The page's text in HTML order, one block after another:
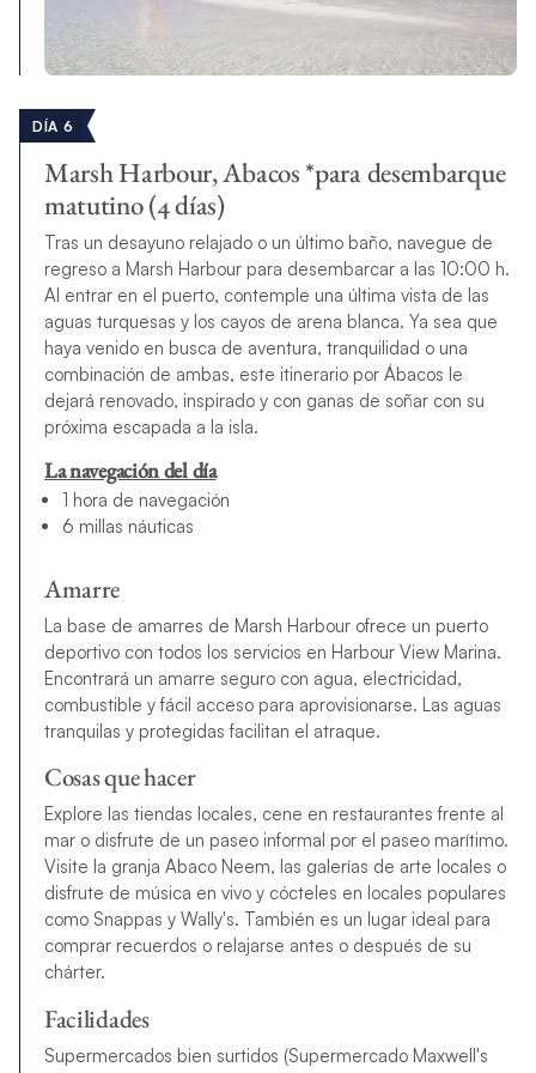
DÍA 6
Marsh Harbour, Abacos *para desembarque
matutino (4 días)
Tras un desayuno relajado o un último baño, navegue de
regreso a Marsh Harbour para desembarcar a las 10:00 h.
Al entrar en el puerto, contemple una última vista de las
aguas turquesas y los cayos de arena blanca. Ya sea que
haya venido en busca de aventura, tranquilidad o una
combinación de ambas, este itinerario por Ábacos le
dejará renovado, inspirado y con ganas de soñar con su
próxima escapada a la isla.
La navegación del día
1 hora de navegación
6 millas náuticas
Amarre
La base de amarres de Marsh Harbour ofrece un puerto
deportivo con todos los servicios en Harbour View Marina.
Encontrará un amarre seguro con agua, electricidad,
combustible y fácil acceso para aprovisionarse. Las aguas
tranquilas y protegidas facilitan el atraque.
Cosas que hacer
Explore las tiendas locales, cene en restaurantes frente al
mar o disfrute de un paseo informal por el paseo marítimo.
Visite la granja Abaco Neem, las galerías de arte locales o
disfrute de música en vivo y cócteles en locales populares
como Snappas y Wally's. También es un lugar ideal para
comprar recuerdos o relajarse antes o después de su
chárter.
Facilidades
Supermercados bien surtidos (Supermercado Maxwell's